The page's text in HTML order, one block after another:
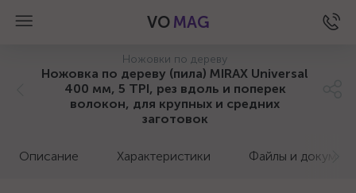
VO MAG
Ножовки по дереву
Ножовка по дереву (пила) MIRAX Universal
400 мм, 5 TPI, рез вдоль и поперек
волокон, для крупных и средних
заготовок
Описание Характеристики Файлы и